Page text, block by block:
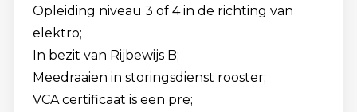
Opleiding niveau 3 of 4 in de richting van
elektro;
In bezit van Rijbewijs B;
Meedraaien in storingsdienst rooster;
VCA certificaat is een pre;